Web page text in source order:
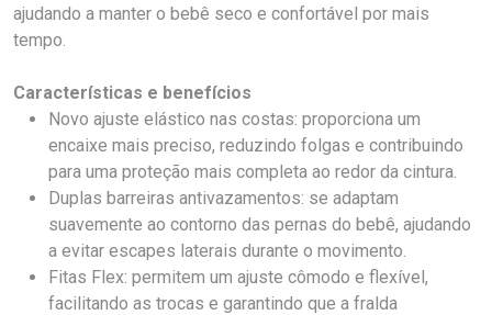
ajudando a manter o bebê seco e confortável por mais
tempo.
Características e benefícios
Novo ajuste elástico nas costas: proporciona um
encaixe mais preciso, reduzindo folgas e contribuindo
para uma proteção mais completa ao redor da cintura.
Duplas barreiras antivazamentos: se adaptam
suavemente ao contorno das pernas do bebê, ajudando
a evitar escapes laterais durante o movimento.
Fitas Flex: permitem um ajuste cômodo e flexível,
facilitando as trocas e garantindo que a fralda